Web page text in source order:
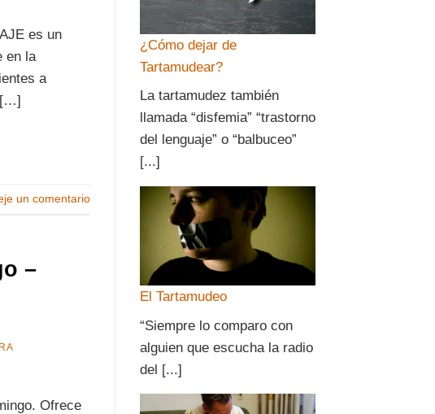
es un
en la
a
[…]
un comentario
–
Ofrece
¿Cómo dejar de
Tartamudear?
La tartamudez también
llamada “disfemia” “trastorno
del lenguaje” o “balbuceo”
[...]
El Tartamudeo
“Siempre lo comparo con
alguien que escucha la radio
del [...]